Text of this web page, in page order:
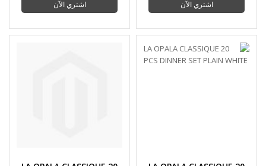
اشتري الآن اشتري الآن